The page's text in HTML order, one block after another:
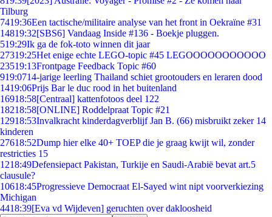
Tilburg
7419:36Een tactische/militaire analyse van het front in Oekraïne #31
14819:32[SBS6] Vandaag Inside #136 - Boekje pluggen.
519:29Ik ga de fok-toto winnen dit jaar
27319:25Het enige echte LEGO-topic #45 LEGOOOOOOOOOOO
23519:13Frontpage Feedback Topic #60
919:0714-jarige leerling Thailand schiet grootouders en leraren dood
1419:06Prijs Bar le duc rood in het buitenland
16918:58[Centraal] kattenfotoos deel 122
18218:58[ONLINE] Roddelpraat Topic #21
12918:53Invalkracht kinderdagverblijf Jan B. (66) misbruikt zeker 14
kinderen
27618:52Dump hier elke 40+ TOEP die je graag kwijt wil, zonder
restricties 15
1218:49Defensiepact Pakistan, Turkije en Saudi-Arabië bevat art.5
clausule?
10618:45Progressieve Democraat El-Sayed wint nipt voorverkiezing
Michigan
4418:39[Eva vd Wijdeven] geruchten over dakloosheid